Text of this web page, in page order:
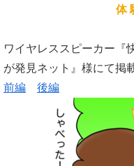
体
ワイヤレススピーカー『
が発見ネット』様にて掲
前編
後編